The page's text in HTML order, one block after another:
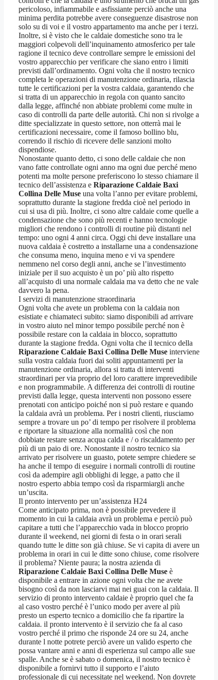
pericoloso, infiammabile e asfissiante perciò anche una
minima perdita potrebbe avere conseguenze disastrose non
solo su di voi e il vostro appartamento ma anche per i terzi.
Inoltre, si è visto che le caldaie domestiche sono tra le
maggiori colpevoli dell’inquinamento atmosferico per tale
ragione il tecnico deve controllare sempre le emissioni del
vostro apparecchio per verificare che siano entro i limiti
previsti dall’ordinamento. Ogni volta che il nostro tecnico
completa le operazioni di manutenzione ordinaria, rilascia
tutte le certificazioni per la vostra caldaia, garantendo che
si tratta di un apparecchio in regola con quanto sancito
dalla legge, affinché non abbiate problemi come multe in
caso di controlli da parte delle autorità. Chi non si rivolge a
ditte specializzate in questo settore, non otterrà mai le
certificazioni necessaire, come il famoso bollino blu,
correndo il rischio di ricevere delle sanzioni molto
dispendiose.
Nonostante quanto detto, ci sono delle caldaie che non
vano fatte controllate ogni anno ma ogni due perché meno
potenti ma molte persone preferiscono lo stesso chiamare il
tecnico dell’assistenza e Riparazione Caldaie Baxi
Collina Delle Muse una volta l’anno per evitare problemi,
soprattutto durante la stagione fredda cioè nel periodo in
cui si usa di più. Inoltre, ci sono altre caldaie come quelle a
condensazione che sono più recenti e hanno tecnologie
migliori che rendono i controlli di routine più distanti nel
tempo: uno ogni 4 anni circa. Oggi chi deve installare una
nuova caldaia è costretto a installarne una a condensazione
che consuma meno, inquina meno e vi va spendere
nemmeno nel corso degli anni, anche se l’investimento
iniziale per il suo acquisto è un po’ più alto rispetto
all’acquisto di una normale caldaia ma va detto che ne vale
davvero la pena.
I servizi di manutenzione straordinaria
Ogni volta che avete un problema con la caldaia non
esistiate e chiamateci subito: siamo disponibili ad arrivare
in vostro aiuto nel minor tempo possibile perché non è
possibile restare con la caldaia in blocco, soprattutto
durante la stagione fredda. Ogni volta che il tecnico della
Riparazione Caldaie Baxi Collina Delle Muse interviene
sulla vostra caldaia fuori dai soliti appuntamenti per la
manutenzione ordinaria, allora si tratta di interventi
straordinari per via proprio del loro carattere imprevedibile
e non programmabile. A differenza dei controlli di routine
previsti dalla legge, questa interventi non possono essere
prenotati con anticipo poiché non si può restare e quando
la caldaia avrà un problema. Per i nostri clienti, riusciamo
sempre a trovare un po’ di tempo per risolvere il problema
e riportare la situazione alla normalità così che non
dobbiate restare senza acqua calda e / o riscaldamento per
più di un paio di ore. Nonostante il nostro tecnico sia
arrivato per risolvere un guasto, potete sempre chiedere se
ha anche il tempo di eseguire i normali controlli di routine
così da adempire agli obblighi di legge, a patto che il
nostro esperto abbia tempo così da risparmiargli anche
un’uscita.
Il pronto intervento per un’assistenza H24
Come anticipato prima, non è possibile prevedere il
momento in cui la caldaia avrà un problema e perciò può
capitare a tutti che l’apparecchio vada in blocco proprio
durante il weekend, nei giorni di festa o in orari serali
quando tutte le ditte son già chiuse. Se vi capita di avere un
problema in orari in cui le ditte sono chiuse, come risolvere
il problema? Niente paura; la nostra azienda di
Riparazione Caldaie Baxi Collina Delle Muse è
disponibile a entrare in azione ogni volta che ne avete
bisogno così da non lasciarvi mai nei guai con la caldaia. Il
servizio di pronto intervento caldaie è proprio quel che fa
al caso vostro perché è l’unico modo per avere al più
presto un esperto tecnico a domicilio che fa ripartire la
caldaia. il pronto intervento è il servizio che fa al caso
vostro perché il primo che risponde 24 ore su 24, anche
durante l notte potrete perciò avere un valido esperto che
possa vantare anni e anni di esperienza sul campo alle sue
spalle. Anche se è sabato o domenica, il nostro tecnico è
disponibile a fornirvi tutto il supporto e l’aiuto
professionale di cui necessitate nel weekend. Non dovrete